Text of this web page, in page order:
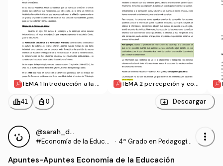
TEMA 1 Introducción a la P
TEMA 2 percepción y cog
leaderboard41 personal_bag 0 Descargar
@sarah_dauber
#Economía de la Educa
· 4º Grado en Pedagogía
more_vert
Apuntes-Apuntes Economía de la Educación